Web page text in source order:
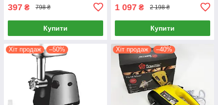
397 ₴ 798 ₴
Купити
1 097 ₴ 2 198 ₴
Купити
Хіт продаж –50% Хіт продаж –40%